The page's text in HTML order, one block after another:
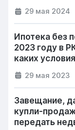
29 мая 2024
Ипотека без
2023 году в
каких
29 мая 2023
Завещание,
купли-
передать